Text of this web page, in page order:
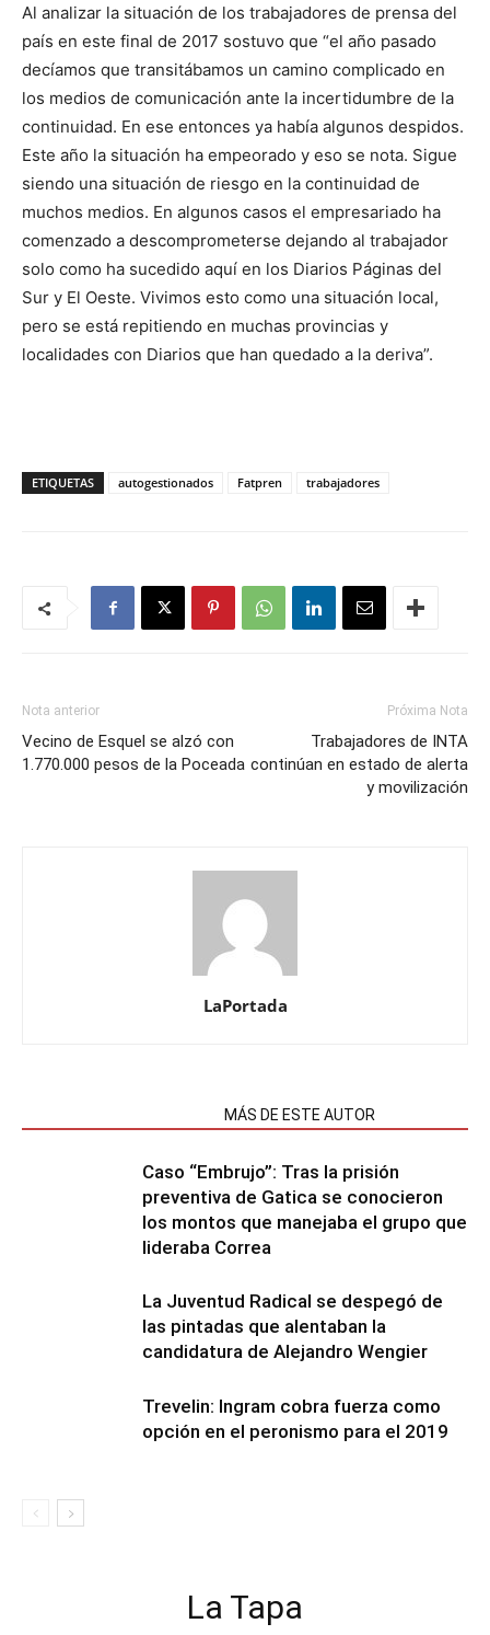
Al analizar la situación de los trabajadores de prensa del
país en este final de 2017 sostuvo que “el año pasado
decíamos que transitábamos un camino complicado en
los medios de comunicación ante la incertidumbre de la
continuidad. En ese entonces ya había algunos despidos.
Este año la situación ha empeorado y eso se nota. Sigue
siendo una situación de riesgo en la continuidad de
muchos medios. En algunos casos el empresariado ha
comenzado a descomprometerse dejando al trabajador
solo como ha sucedido aquí en los Diarios Páginas del
Sur y El Oeste. Vivimos esto como una situación local,
pero se está repitiendo en muchas provincias y
localidades con Diarios que han quedado a la deriva”.
ETIQUETAS autogestionados Fatpren trabajadores
Nota anterior
Vecino de Esquel se alzó con
1.770.000 pesos de la Poceada
Próxima Nota
Trabajadores de INTA
continúan en estado de alerta
y movilización
LaPortada
MÁS DE ESTE AUTOR
Caso “Embrujo”: Tras la prisión
preventiva de Gatica se conocieron
los montos que manejaba el grupo que
lideraba Correa
La Juventud Radical se despegó de
las pintadas que alentaban la
candidatura de Alejandro Wengier
Trevelin: Ingram cobra fuerza como
opción en el peronismo para el 2019
La Tapa